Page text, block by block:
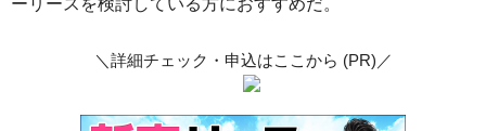
＼詳細チェック・申込はここから (PR)／